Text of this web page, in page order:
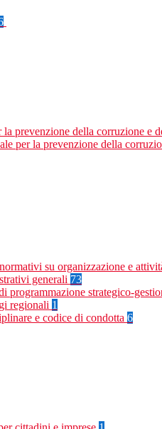
prevenzione della corruzione e
per la prevenzione della
su organizzazione e
generali 73
programmazione strategico-
regionali 1
e codice di condotta 6